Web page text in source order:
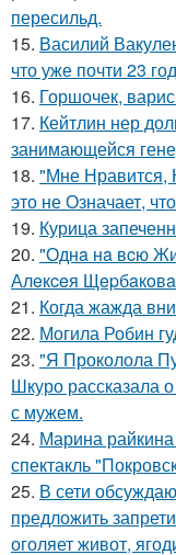
пересильд.
15. Василий
что уже почти 23
16. Горшочек,
17. Кейтлин нер
занимающейся
18. "Мне Нравится,
это не Означает,
19. Курица
20. "Однa нa вcю
Алeкceя
21. Когда жажда
22. Могила Робин
23. "Я Проколола
Шкуро рассказала
с мужем.
24. Марина
спектакль
25. В сети
предложить
оголяет живот,